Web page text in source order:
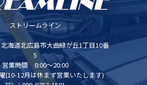
ストリームライン
海道北広島市大曲緑が丘1丁目10番
5
営業時間 8:00～20:00
12月は休まず営業いたします)